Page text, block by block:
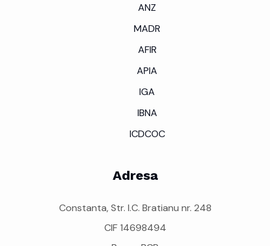
ANZ
MADR
AFIR
APIA
IGA
IBNA
ICDCOC
Adresa
Constanta, Str. I.C. Bratianu nr. 248
CIF 14698494